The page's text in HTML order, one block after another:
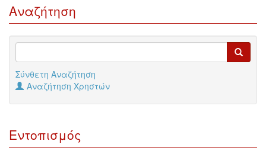
Αναζήτηση
Σύνθετη Αναζήτηση
Αναζήτηση Χρηστών
Εντοπισμός